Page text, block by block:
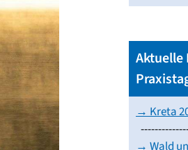
Aktuelle
→ Kreta